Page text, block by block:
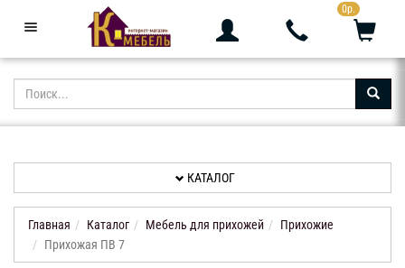
0р.
Звоните с 9:00 до 23:00
КАТАЛОГ
АКЦИИ
КАТАЛОГ
Главная Каталог Мебель для прихожей
Прихожие
Прихожая ПВ 7